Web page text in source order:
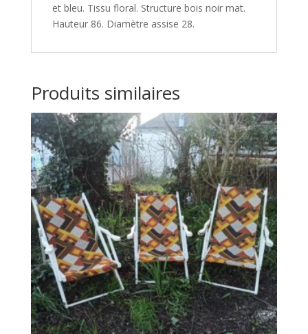
et bleu. Tissu floral. Structure bois noir mat.
Hauteur 86. Diamètre assise 28.
Produits similaires